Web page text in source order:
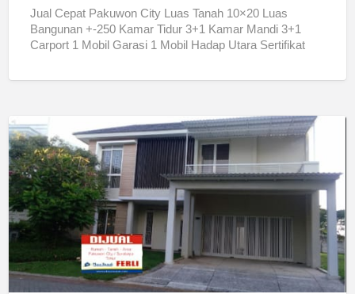
Jual Cepat Pakuwon City Luas Tanah 10×20 Luas
Bangunan +-250 Kamar Tidur 3+1 Kamar Mandi 3+1
Carport 1 Mobil Garasi 1 Mobil Hadap Utara Sertifikat
Pakuwon
City
New
2
Lantai